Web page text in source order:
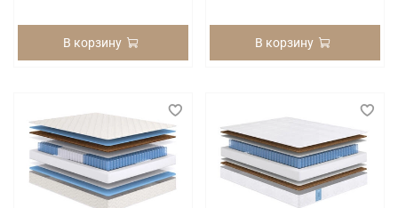
В корзину В корзину